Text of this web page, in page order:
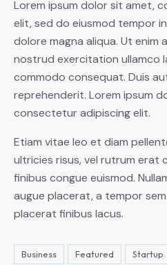
Lorem ipsum dolor sit amet,
elit, sed do eiusmod tempor
dolore magna aliqua. Ut enim
nostrud exercitation ullamco
commodo consequat. Duis
reprehenderit. Lorem ipsum
consectetur adipiscing elit.
Etiam vitae leo et diam
ultricies risus, vel rutrum erat
finibus congue euismod.
augue placerat, a tempor
placerat finibus lacus.
Business Featured Startup